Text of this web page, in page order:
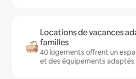
Locations de vacances
familles
40 logements offrent un
et des équipements adaptés